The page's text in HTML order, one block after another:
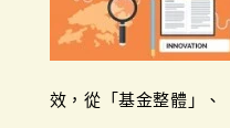
效，從「基金整體」、